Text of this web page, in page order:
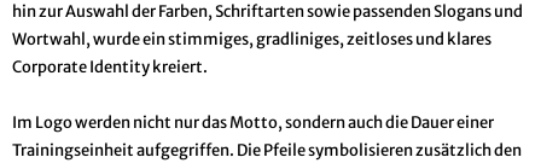
hin zur Auswahl der Farben, Schriftarten sowie passenden Slogans und
Wortwahl, wurde ein stimmiges, gradliniges, zeitloses und klares
Corporate Identity kreiert.
Im Logo werden nicht nur das Motto, sondern auch die Dauer einer
Trainingseinheit aufgegriffen. Die Pfeile symbolisieren zusätzlich den